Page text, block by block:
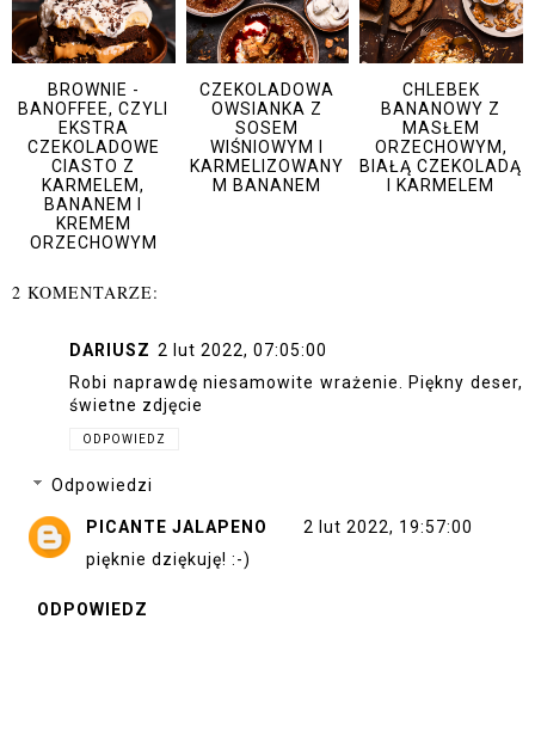
BROWNIE -
BANOFFEE, CZYLI
EKSTRA
CZEKOLADOWE
CIASTO Z
KARMELEM,
BANANEM I
KREMEM
ORZECHOWYM
CZEKOLADOWA
OWSIANKA Z
SOSEM
WIŚNIOWYM I
KARMELIZOWANY
M BANANEM
CHLEBEK
BANANOWY Z
MASŁEM
ORZECHOWYM,
BIAŁĄ CZEKOLADĄ
I KARMELEM
2 KOMENTARZE:
DARIUSZ 2 lut 2022, 07:05:00
Robi naprawdę niesamowite wrażenie. Piękny deser,
świetne zdjęcie
ODPOWIEDZ
Odpowiedzi
PICANTE JALAPENO
2 lut 2022, 19:57:00
pięknie dziękuję! :-)
ODPOWIEDZ